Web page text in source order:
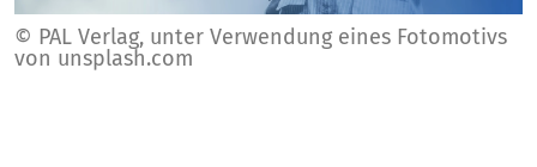
© PAL Verlag, unter Verwendung eines Fotomotivs
von unsplash.com